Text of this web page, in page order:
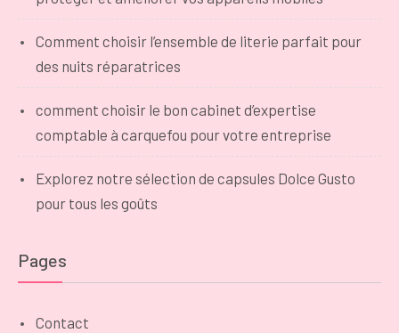
Comment choisir l’ensemble de literie parfait pour
des nuits réparatrices
comment choisir le bon cabinet d’expertise
comptable à carquefou pour votre entreprise
Explorez notre sélection de capsules Dolce Gusto
pour tous les goûts
Pages
Contact